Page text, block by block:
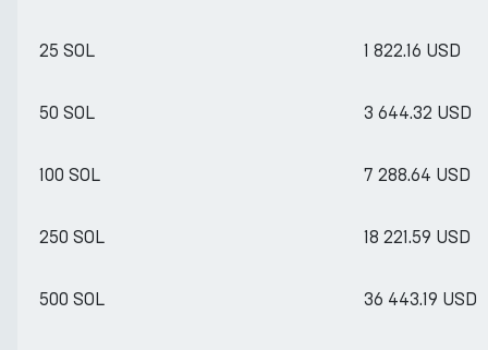
25 SOL 1 822.16 USD
50 SOL 3 644.32 USD
100 SOL 7 288.64 USD
250 SOL 18 221.59 USD
500 SOL 36 443.19 USD